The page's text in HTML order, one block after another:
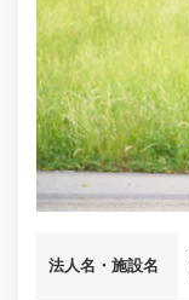
法人名・施設名